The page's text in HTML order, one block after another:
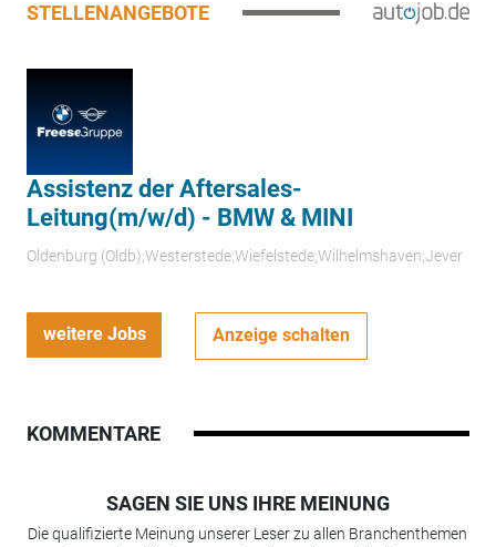
STELLENANGEBOTE
Assistenz der Aftersales-
Leitung(m/w/d) - BMW & MINI
Oldenburg (Oldb);Westerstede;Wiefelstede;Wilhelmshaven;Jever
weitere Jobs Anzeige schalten
KOMMENTARE
SAGEN SIE UNS IHRE MEINUNG
Die qualifizierte Meinung unserer Leser zu allen Branchenthemen